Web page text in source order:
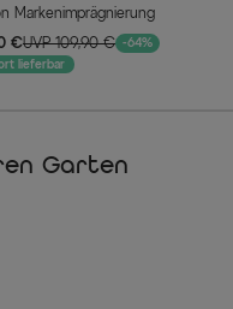
Markenimprägnierung
€UVP 109,90 € -64%
lieferbar
Garten